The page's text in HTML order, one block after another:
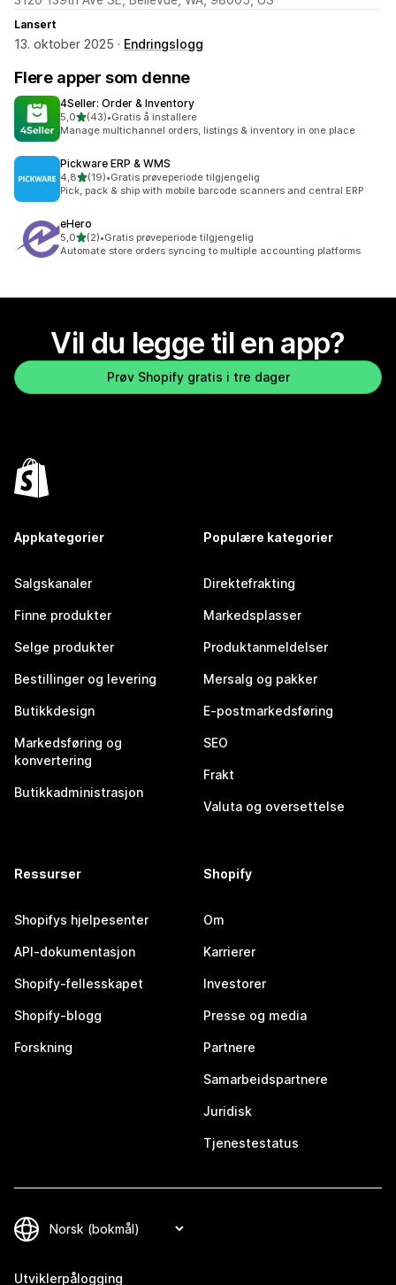
Lansert
13. oktober 2025 · Endringslogg
Flere apper som denne
4Seller: Order & Inventory
5,0av 5 stjerner
(43)
Totalt 43 omtaler
•Gratis å installere
Manage multichannel orders, listings & inventory in one place
Pickware ERP & WMS
4,8av 5 stjerner
(19)
Totalt 19 omtaler
•Gratis prøveperiode tilgjengelig
Pick, pack & ship with mobile barcode scanners and central ERP
eHero
5,0av 5 stjerner
(2)
Totalt 2 omtaler
•Gratis prøveperiode tilgjengelig
Automate store orders syncing to multiple accounting platforms
Vil du legge til en app?
Prøv Shopify gratis i tre dager
Appkategorier
Salgskanaler
Finne produkter
Selge produkter
Bestillinger og levering
Butikkdesign
Markedsføring og
konvertering
Butikkadministrasjon
Populære kategorier
Direktefrakting
Markedsplasser
Produktanmeldelser
Mersalg og pakker
E-postmarkedsføring
SEO
Frakt
Valuta og oversettelse
Ressurser
Shopifys hjelpesenter
API-dokumentasjon
Shopify-fellesskapet
Shopify-blogg
Forskning
Shopify
Om
Karrierer
Investorer
Presse og media
Partnere
Samarbeidspartnere
Juridisk
Tjenestestatus
Utviklerpålogging